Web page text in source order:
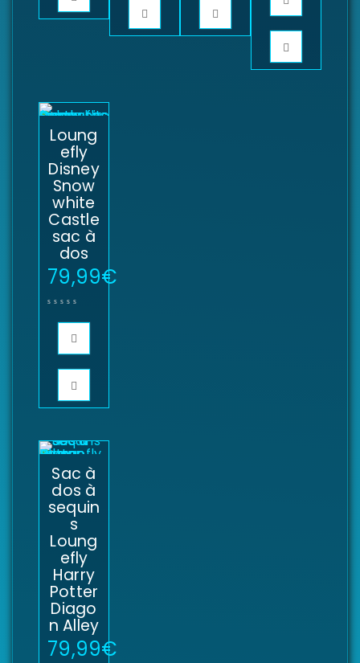
Loung
efly
Disney
Snow
white
Castle
sac à
dos
79,99€
Sac à
dos à
sequin
s
Loung
efly
Harry
Potter
Diago
n Alley
79,99€